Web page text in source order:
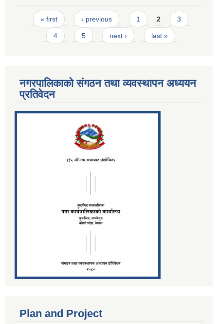
Pages
« first ‹ previous 1 2 3
4 5 next › last »
नगरपालिकाको संगठन तथा व्यवस्थापन अध्ययन
प्रतिवेदन
Plan and Project